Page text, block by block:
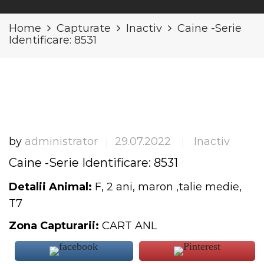
Home Capturate Inactiv
Caine -Serie
Identificare: 8531
by administrator 29.07.2022 Inactiv
Caine -Serie Identificare: 8531
Detalii Animal: F, 2 ani, maron ,talie medie,
T7
Zona Capturarii: CART ANL